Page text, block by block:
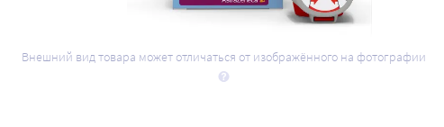
Внешний вид товара может отличаться от изображённого на фотографии